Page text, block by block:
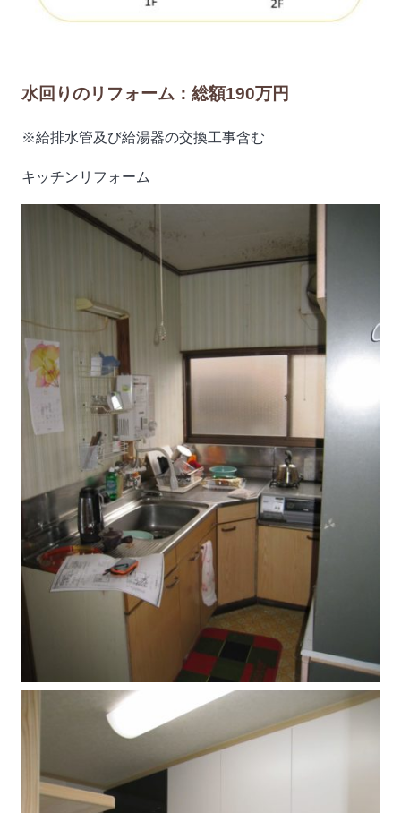
水回りのリフォーム：総額190万円
※給排水管及び給湯器の交換工事含む
キッチンリフォーム